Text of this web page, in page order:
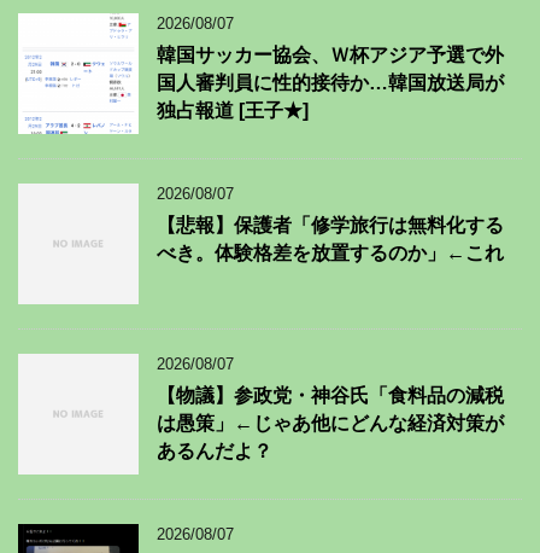
2026/08/07
韓国サッカー協会、Ｗ杯アジア予選で外
国人審判員に性的接待か…韓国放送局が
独占報道 [王子★]
2026/08/07
【悲報】保護者「修学旅行は無料化する
べき。体験格差を放置するのか」←これ
2026/08/07
【物議】参政党・神谷氏「食料品の減税
は愚策」←じゃあ他にどんな経済対策が
あるんだよ？
2026/08/07